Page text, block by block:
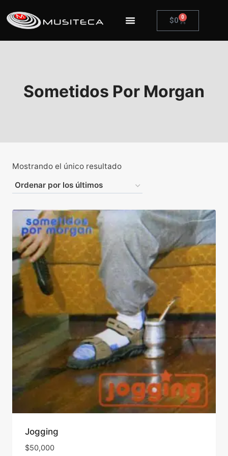
$0 0
Sometidos Por Morgan
Mostrando el único resultado
Jogging
$50,000